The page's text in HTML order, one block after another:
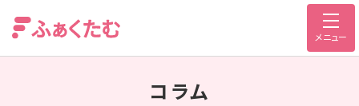
メニュー
コラム